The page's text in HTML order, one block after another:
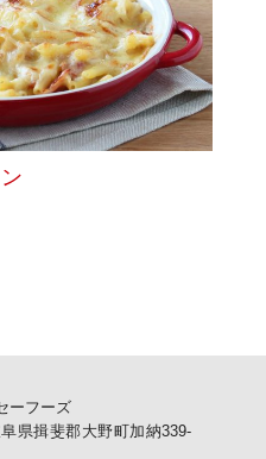
ーフーズ
県揖斐郡大野町加納339-